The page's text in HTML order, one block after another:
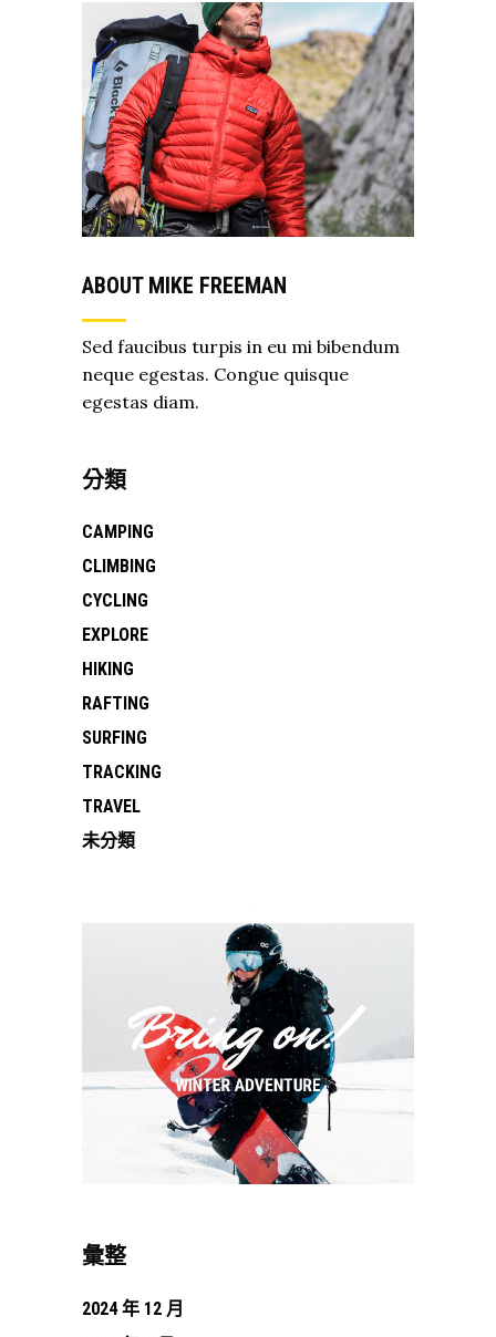
ABOUT MIKE FREEMAN
Sed faucibus turpis in eu mi bibendum
neque egestas. Congue quisque
egestas diam.
分類
CAMPING
CLIMBING
CYCLING
EXPLORE
HIKING
RAFTING
SURFING
TRACKING
TRAVEL
未分類
彙整
2024 年 12 月